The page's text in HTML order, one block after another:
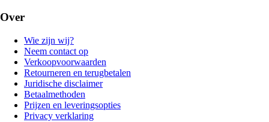
Over
Wie zijn wij?
Neem contact op
Verkoopvoorwaarden
Retourneren en terugbetalen
Juridische disclaimer
Betaalmethoden
Prijzen en leveringsopties
Privacy verklaring